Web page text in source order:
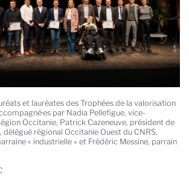
et lauréates des Trophées de la valorisation
par Nadia Pellefigue, vice-
Occitanie, Patrick Cazeneuve, président de
délégué régional Occitanie Ouest du CNRS,
« industrielle » et Frédéric Messine, parrain